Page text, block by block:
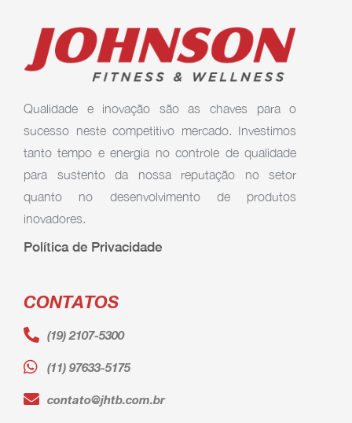
Qualidade e inovação são as chaves para o
sucesso neste competitivo mercado. Investimos
tanto tempo e energia no controle de qualidade
para sustento da nossa reputação no setor
quanto no desenvolvimento de produtos
inovadores.
Política de Privacidade
CONTATOS
(19) 2107-5300
(11) 97633-5175
contato@jhtb.com.br